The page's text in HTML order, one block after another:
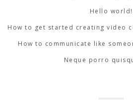
Hello world!
How to get started creating video
How to communicate like
Neque porro